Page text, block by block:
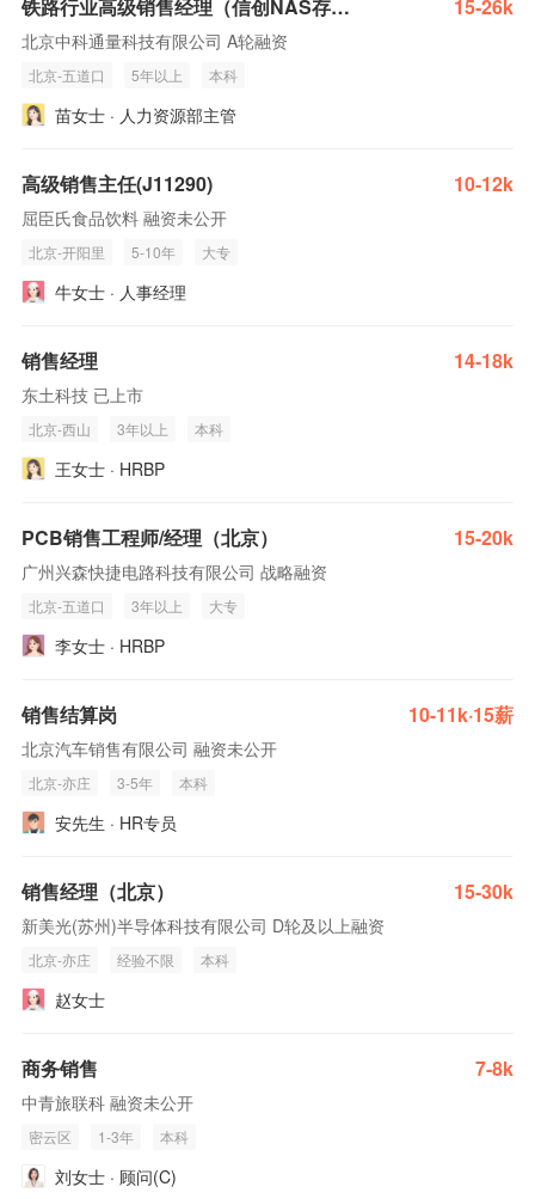
铁路行业高级销售经理（信创NAS存储方向） 15-26k
北京中科通量科技有限公司 A轮融资
北京-五道口 5年以上 本科
苗女士 · 人力资源部主管
高级销售主任(J11290) 10-12k
屈臣氏食品饮料 融资未公开
北京-开阳里 5-10年 大专
牛女士 · 人事经理
销售经理 14-18k
东土科技 已上市
北京-西山 3年以上 本科
王女士 · HRBP
PCB销售工程师/经理（北京） 15-20k
广州兴森快捷电路科技有限公司 战略融资
北京-五道口 3年以上 大专
李女士 · HRBP
销售结算岗 10-11k·15薪
北京汽车销售有限公司 融资未公开
北京-亦庄 3-5年 本科
安先生 · HR专员
销售经理（北京） 15-30k
新美光(苏州)半导体科技有限公司 D轮及以上融资
北京-亦庄 经验不限 本科
赵女士
商务销售 7-8k
中青旅联科 融资未公开
密云区 1-3年 本科
刘女士 · 顾问(C)